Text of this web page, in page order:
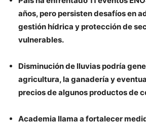
años, pero persisten desafíos en
gestión hídrica y protección de
vulnerables.
Disminución de lluvias podría
agricultura, la ganadería y
precios de algunos productos de
Academia llama a fortalecer